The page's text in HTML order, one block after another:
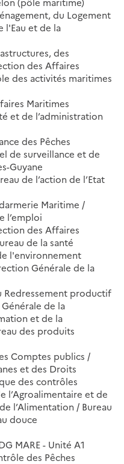
du Logement
l'Eau et de la
des
des Affaires
des activités maritimes
Maritimes
et de l’administration
des Pêches
de surveillance et de
Guyane
de l’action de l’Etat
Maritime /
l’emploi
des Affaires
de la santé
l'environnement
Générale de la
Redressement productif
de la
et de la
des produits
Comptes publics /
et des Droits
des contrôles
l’Agroalimentaire et de
l’Alimentation / Bureau
douce
MARE - Unité A1
des Pêches